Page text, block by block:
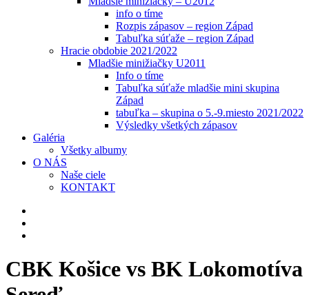
info o tíme
Rozpis zápasov – region Západ
Tabuľka súťaže – region Západ
Hracie obdobie 2021/2022
Mladšie minižiačky U2011
Info o tíme
Tabuľka súťaže mladšie mini skupina
Západ
tabuľka – skupina o 5.-9.miesto 2021/2022
Výsledky všetkých zápasov
Galéria
Všetky albumy
O NÁS
Naše ciele
KONTAKT
CBK Košice vs BK Lokomotíva